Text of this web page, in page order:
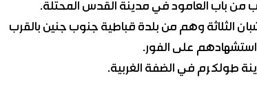
من باب العامود في مدينة القدس المحتلة.
الثلاثة وهم من بلدة قباطية جنوب جنين بالقرب
على الفور.
طولكرم في الضفة الغربية.